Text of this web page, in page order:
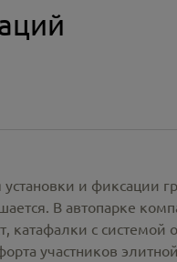
и фиксации
В автопарке
катафалки с системой
участников